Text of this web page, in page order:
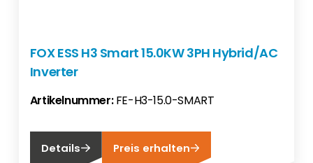
FOX ESS H3 Smart 15.0KW 3PH Hybrid/AC
Inverter
Artikelnummer:FE-H3-15.0-SMART
Details Preis erhalten